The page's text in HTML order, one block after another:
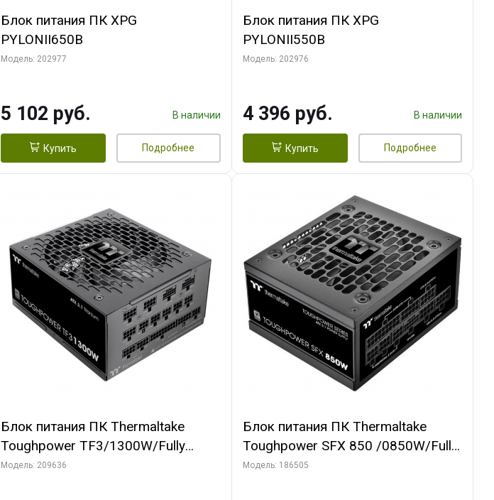
Блок питания ПК XPG
PYLONII650B
Модель: 202977
5 102 руб. В наличии
Купить Подробнее
Блок питания ПК XPG
PYLONII550B
Модель: 202976
4 396 руб. В наличии
Купить Подробнее
Блок питания ПК Thermaltake
Toughpower TF3/1300W/Fully
Modular/Non Light/Full
Модель: 209636
Блок питания ПК Thermaltake
Toughpower SFX 850 /0850W/Fully
Modular/Non Light/Full
Модель: 186505